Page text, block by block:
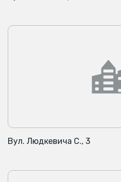
Вул. Людкевича С., 3